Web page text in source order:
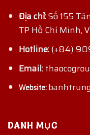
Địa chỉ:Số 155
TP Hồ Chí Minh,
Hotline:(+84)
Email:
Website:
DANH MỤC